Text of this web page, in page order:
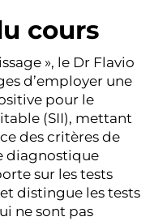
cours
», le Dr Flavio
d’employer une
pour le
(SII), mettant
des critères de
diagnostique
sur les tests
distingue les tests
ne sont pas